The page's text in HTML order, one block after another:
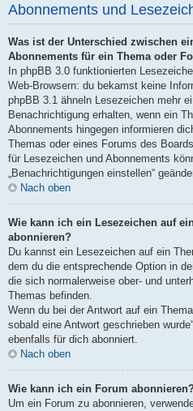
Abonnements und
Was ist der Unterschied zwischen
Abonnements für ein Thema oder
In phpBB 3.0 funktionierten
Web-Browsern: du bekamst keine
phpBB 3.1 ähneln Lesezeichen mehr
Benachrichtigung erhalten, wenn ein
Abonnements hingegen informieren
Themas oder eines Forums des
für Lesezeichen und Abonnements
„Benachrichtigungen einstellen“
Nach oben
Wie kann ich ein Lesezeichen auf
abonnieren?
Du kannst ein Lesezeichen auf ein
dem du die entsprechende Option in
die sich normalerweise ober- und
Themas befinden.
Wenn du bei der Antwort auf ein
sobald eine Antwort geschrieben
ebenfalls für dich abonniert.
Nach oben
Wie kann ich ein Forum
Um ein Forum zu abonnieren,